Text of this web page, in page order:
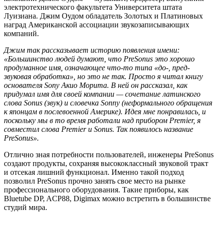
электротехнического факультета Университета штата
Луизиана. Джим Оудом обладатель Золотых и Платиновых
наград Американской ассоциации звукозаписывающих
компаний.
Джим так рассказывает историю появления имени:
«Большинство людей думают, что PreSonus это хорошо
продуманное имя, означающее что-то типа «до-, пред-
звуковая обработка», но это не так. Просто я читал книгу
основателя Sony Акио Морита. В ней он рассказал, как
придумал имя для своей компании — сочетание латинского
слова Sonus (звук) и словечка Sonny (неформального обращения
к японцам в послевоенной Америке). Идея мне понравилась, и
поскольку мы в то время работали над прибором Premier, я
совместил слова Premier и Sonus. Так появилось название
PreSonus».
Отлично зная потребности пользователей, инженеры PreSonus
создают продукты, сохраняя высококлассный звуковой тракт
и отсекая лишний функционал. Именно такой подход
позволил PreSonus прочно занять свое место на рынке
профессионального оборудования. Такие приборы, как
Bluetube DP, ACP88, Digimax можно встретить в большинстве
студий мира.